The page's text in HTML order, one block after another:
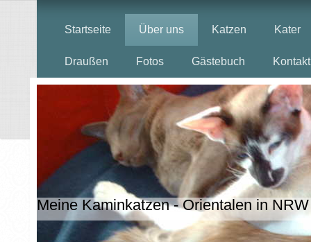
Startseite Über uns Katzen Kater
Draußen Fotos Gästebuch Kontakt
Meine Kaminkatzen - Orientalen in NRW